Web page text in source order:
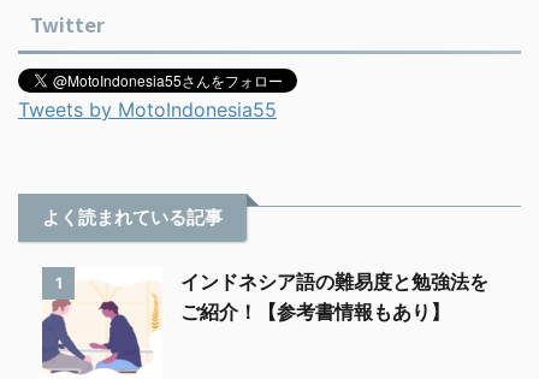
Twitter
Tweets by MotoIndonesia55
よく読まれている記事
1
インドネシア語の難易度と勉強法を
ご紹介！【参考書情報もあり】